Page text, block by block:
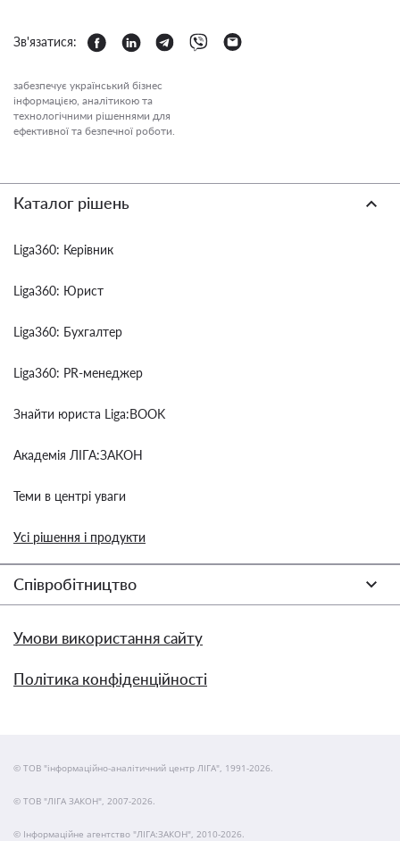
Зв'язатися:
забезпечує український бізнес
інформацією, аналітикою та
технологічними рішеннями для
ефективної та безпечної роботи.
Каталог рішень
Liga360: Керівник
Liga360: Юрист
Liga360: Бухгалтер
Liga360: PR-менеджер
Знайти юриста Liga:BOOK
Академія ЛІГА:ЗАКОН
Теми в центрі уваги
Усі рішення і продукти
Співробітництво
Умови використання сайту
Політика конфіденційності
© ТОВ "інформаційно-аналітичний центр ЛІГА", 1991-2026.
© ТОВ "ЛІГА ЗАКОН", 2007-2026.
© Інформаційне агентство "ЛІГА:ЗАКОН", 2010-2026.